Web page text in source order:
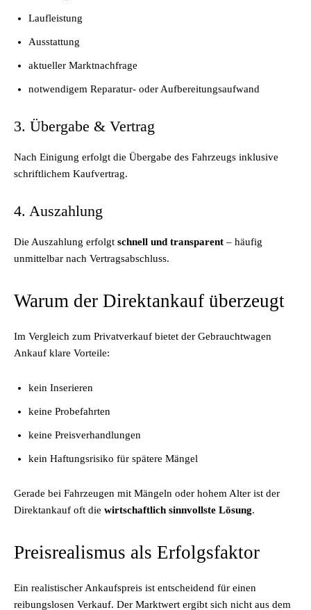
Laufleistung
Ausstattung
aktueller Marktnachfrage
notwendigem Reparatur- oder Aufbereitungsaufwand
3. Übergabe & Vertrag
Nach Einigung erfolgt die Übergabe des Fahrzeugs inklusive
schriftlichem Kaufvertrag.
4. Auszahlung
Die Auszahlung erfolgt schnell und transparent – häufig
unmittelbar nach Vertragsabschluss.
Warum der Direktankauf überzeugt
Im Vergleich zum Privatverkauf bietet der Gebrauchtwagen
Ankauf klare Vorteile:
kein Inserieren
keine Probefahrten
keine Preisverhandlungen
kein Haftungsrisiko für spätere Mängel
Gerade bei Fahrzeugen mit Mängeln oder hohem Alter ist der
Direktankauf oft die wirtschaftlich sinnvollste Lösung.
Preisrealismus als Erfolgsfaktor
Ein realistischer Ankaufspreis ist entscheidend für einen
reibungslosen Verkauf. Der Marktwert ergibt sich nicht aus dem